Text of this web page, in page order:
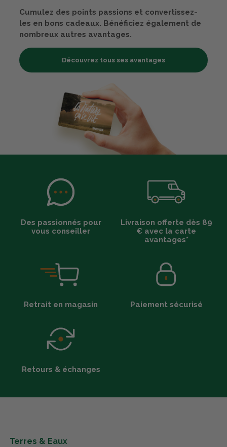
Cumulez des points passions et convertissez-
les en bons cadeaux. Bénéficiez également de
nombreux autres avantages.
Découvrez tous ses avantages
Des passionnés pour
vous conseiller
Livraison offerte dès 89
€ avec la carte
avantages*
Retrait en magasin Paiement sécurisé
Retours & échanges
Terres & Eaux